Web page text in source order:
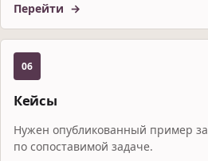
Перейти
06
Кейсы
Нужен опубликованный пример
по сопоставимой задаче.